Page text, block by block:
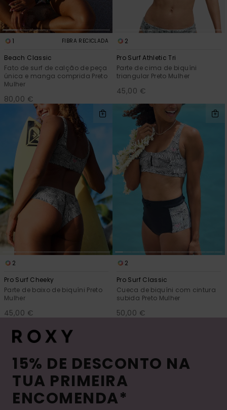
1 FIBRA RECICLADA
Beach Classic
Fato de surf de calção de peça
única e manga comprida Preto
Mulher
80,00 €
2
Pro Surf Athletic Tri
Parte de cima de biquíni
triangular Preto Mulher
45,00 €
2
Pro Surf Cheeky
Parte de baixo de biquíni Preto
Mulher
45,00 €
2
Pro Surf Classic
Cueca de biquíni com cintura
subida Preto Mulher
50,00 €
15% DE DESCONTO NA
TUA PRIMEIRA
ENCOMENDA*